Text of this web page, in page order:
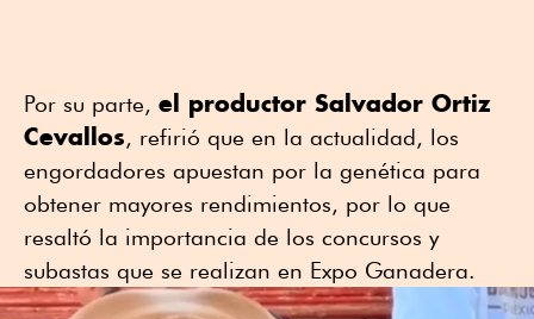
Por su parte, el productor Salvador Ortiz
Cevallos, refirió que en la actualidad, los
engordadores apuestan por la genética para
obtener mayores rendimientos, por lo que
resaltó la importancia de los concursos y
subastas que se realizan en Expo Ganadera.